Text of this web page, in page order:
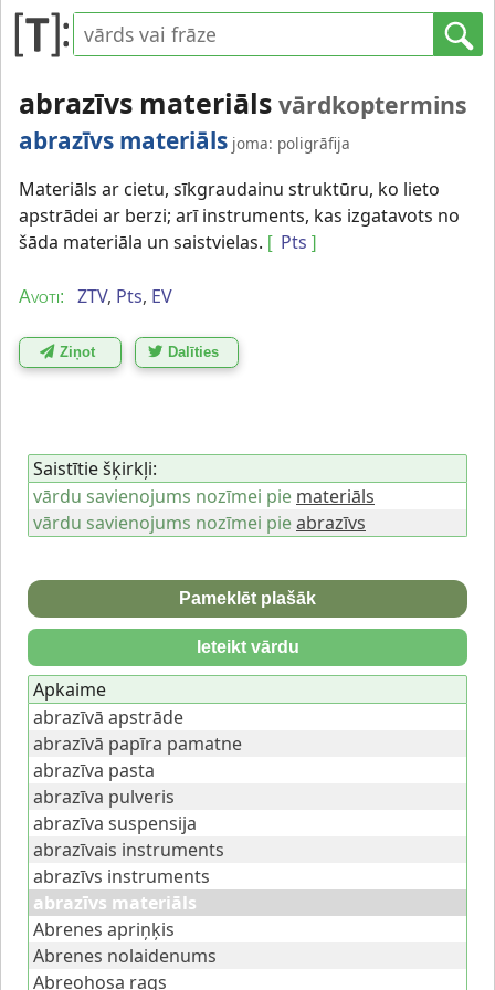
abrazīvs materiāls vārdkoptermins
abrazīvs materiāls joma: poligrāfija
Materiāls ar cietu, sīkgraudainu struktūru, ko lieto
apstrādei ar berzi; arī instruments, kas izgatavots no
šāda materiāla un saistvielas. [ Pts ]
Avoti: ZTV, Pts, EV
Ziņot Dalīties
Saistītie šķirkļi:
vārdu savienojums nozīmei pie materiāls
vārdu savienojums nozīmei pieabrazīvs
Pameklēt plašāk
Ieteikt vārdu
Apkaime
abrazīvā apstrāde
abrazīvā papīra pamatne
abrazīva pasta
abrazīva pulveris
abrazīva suspensija
abrazīvais instruments
abrazīvs instruments
abrazīvs materiāls
Abrenes apriņķis
Abrenes nolaidenums
Abreohosa rags